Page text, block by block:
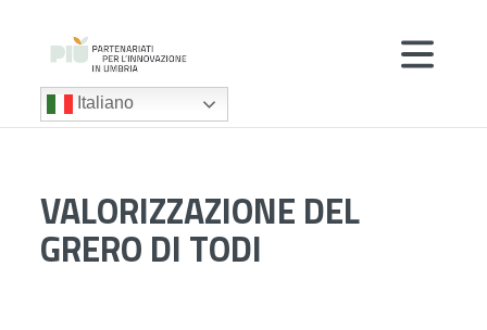
Italiano
VALORIZZAZIONE DEL
GRERO DI TODI